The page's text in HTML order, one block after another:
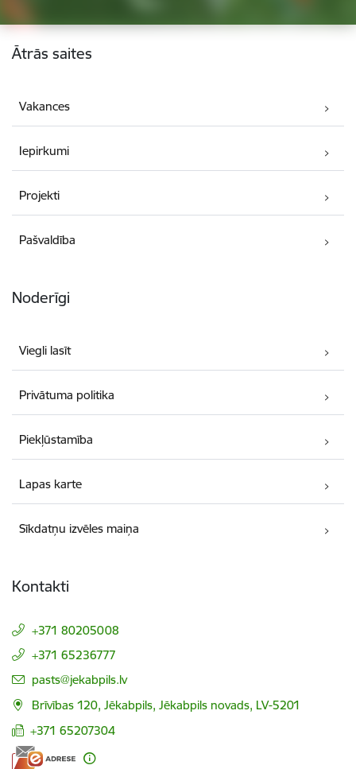
Kājene
Ātrās saites
Vakances
Iepirkumi
Projekti
Pašvaldība
Noderīgi
Viegli lasīt
Privātuma politika
Piekļūstamība
Lapas karte
Sīkdatņu izvēles maiņa
Kontakti
+371 80205008
+371 65236777
E-pasts:
pasts@jekabpils.lv
Brīvības 120, Jēkabpils, Jēkabpils novads, LV-5201
+371 65207304